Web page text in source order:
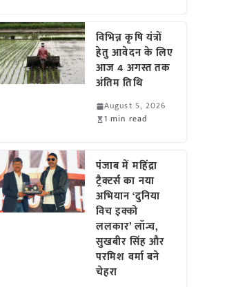
विभिन्न कृषि यंत्रों
हेतु आवेदन के लिए
आज 4 अगस्त तक
अंतिम तिथि
August 5, 2026
1 min read
पंजाब में महिंद्रा
ट्रैक्टर्स का नया
अभियान ‘दुनिया
विच इक्को
ललकार’ लॉन्च,
सुखबीर सिंह और
परमिश वर्मा बने
चेहरा